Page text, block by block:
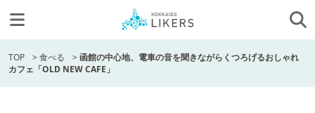
TOP >食べる >函館の中心地、電車の音を聞きながらくつろげるおしゃれ
カフェ「OLD NEW CAFE」